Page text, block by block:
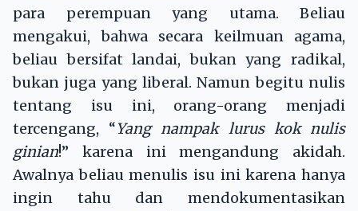
para perempuan yang utama. Beliau
mengakui, bahwa secara keilmuan agama,
beliau bersifat landai, bukan yang radikal,
bukan juga yang liberal. Namun begitu nulis
tentang isu ini, orang-orang menjadi
tercengang, “Yang nampak lurus kok nulis
ginian!” karena ini mengandung akidah.
Awalnya beliau menulis isu ini karena hanya
ingin tahu dan mendokumentasikan